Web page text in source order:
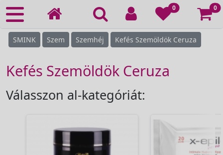
0 0
SMINK Szem Szemhéj Kefés Szemöldök Ceruza
Kefés Szemöldök Ceruza
Válasszon al-kategóriát: